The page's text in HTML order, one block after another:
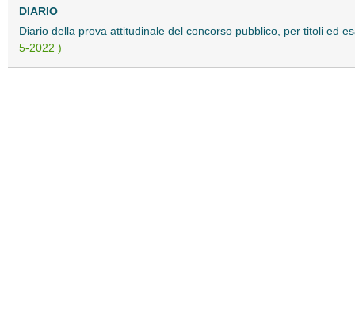
DIARIO
Diario della prova attitudinale del concorso pubblico, per titoli ed
5-2022 )